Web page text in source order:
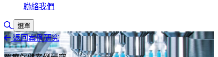
聯絡我們
切換搜尋
選單
返回案例研究